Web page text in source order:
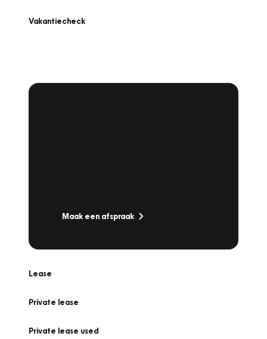
Vakantiecheck
Maak een afspraak
Lease
Private lease
Private lease used